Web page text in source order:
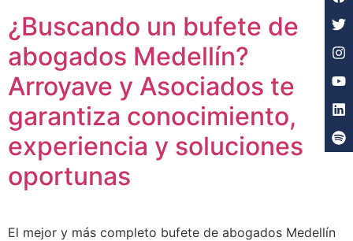
¿Buscando un bufete de
abogados Medellín?
Arroyave y Asociados te
garantiza conocimiento,
experiencia y soluciones
oportunas
El mejor y más completo bufete de abogados Medellín